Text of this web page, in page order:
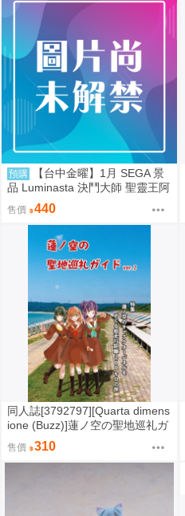
預購
【台中金曜】1月 SEGA 景
品 Luminasta 決鬥大師 聖靈王阿
爾卡迪亞斯 0901
售價 440
同人誌[3792797][Quarta dimens
ione (Buzz)]蓮ノ空の聖地巡礼ガ
イドvre.2 (蓮之空女學院學園偶
像俱樂部)
售價 310